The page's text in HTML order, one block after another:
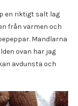
en riktigt salt lag
från värmen och
Mandlarna
ovan har jag
avdunsta och